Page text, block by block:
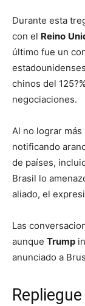
Durante esta
con el Reino
último fue un
chinos del
negociaciones.
Al no lograr
notificando
de países,
Brasil lo
aliado, el
Las
aunque Trump
anunciado a